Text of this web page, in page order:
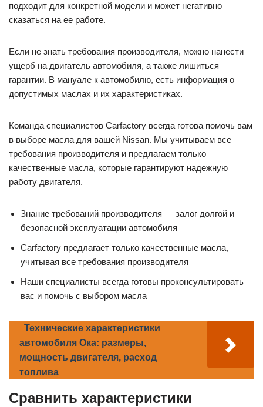
подходит для конкретной модели и может негативно
сказаться на ее работе.
Если не знать требования производителя, можно нанести
ущерб на двигатель автомобиля, а также лишиться
гарантии. В мануале к автомобилю, есть информация о
допустимых маслах и их характеристиках.
Команда специалистов Carfactory всегда готова помочь вам
в выборе масла для вашей Nissan. Мы учитываем все
требования производителя и предлагаем только
качественные масла, которые гарантируют надежную
работу двигателя.
Знание требований производителя — залог долгой и
безопасной эксплуатации автомобиля
Carfactory предлагает только качественные масла,
учитывая все требования производителя
Наши специалисты всегда готовы проконсультировать
вас и помочь с выбором масла
Технические характеристики
автомобиля Ока: размеры,
мощность двигателя, расход
топлива
Сравнить характеристики